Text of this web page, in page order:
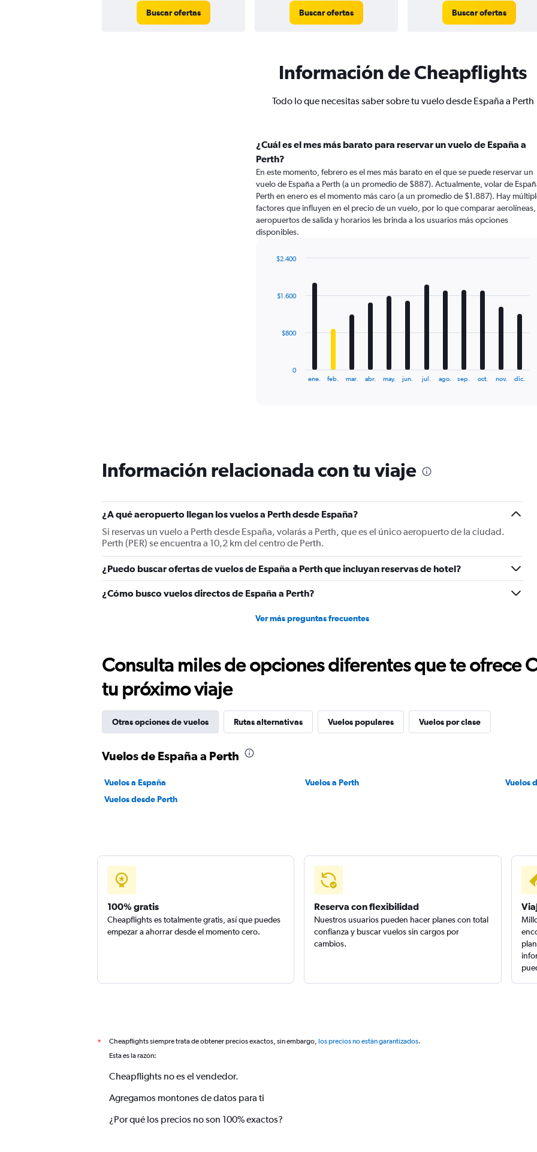
Buscar ofertas Buscar ofertas Buscar ofertas
Información de Cheapflights
Todo lo que necesitas saber sobre tu vuelo desde España a Perth
¿Cuál es el mes más barato para reservar un vuelo de España a
Perth?
En este momento, febrero es el mes más barato en el que se puede reservar un
vuelo de España a Perth (a un promedio de $887). Actualmente, volar de
Perth en enero es el momento más caro (a un promedio de $1.887). Hay
factores que influyen en el precio de un vuelo, por lo que comparar aerolíneas,
aeropuertos de salida y horarios les brinda a los usuarios más opciones
disponibles.
12
The
chart
has
Y
axis
displaying
values.
Range:
0
to
2400.
ene. feb. mar. abr. may. jun. jul. ago. sep. oct. nov. dic.
0
$800
$1.600
$2.400
Información relacionada con tu viaje
¿A qué aeropuerto llegan los vuelos a Perth desde España?
Si reservas un vuelo a Perth desde España, volarás a Perth, que es el único aeropuerto de la ciudad.
Perth (PER) se encuentra a 10,2 km del centro de Perth.
¿Puedo buscar ofertas de vuelos de España a Perth que incluyan reservas de hotel?
¿Cómo busco vuelos directos de España a Perth?
Ver más preguntas frecuentes
Consulta miles de opciones diferentes que te ofrece
tu próximo viaje
Otras opciones de vuelos Rutas alternativas Vuelos populares Vuelos por clase
Vuelos de España a Perth
Vuelos a España Vuelos a Perth
Vuelos
Vuelos desde Perth
100% gratis
Cheapflights es totalmente gratis, así que puedes
empezar a ahorrar desde el momento cero.
Reserva con flexibilidad
Nuestros usuarios pueden hacer planes con total
confianza y buscar vuelos sin cargos por
cambios.
* Cheapflights siempre trata de obtener precios exactos, sin embargo, los precios no están garantizados.
Esta es la razón:
Cheapflights no es el vendedor.
Agregamos montones de datos para ti
¿Por qué los precios no son 100% exactos?